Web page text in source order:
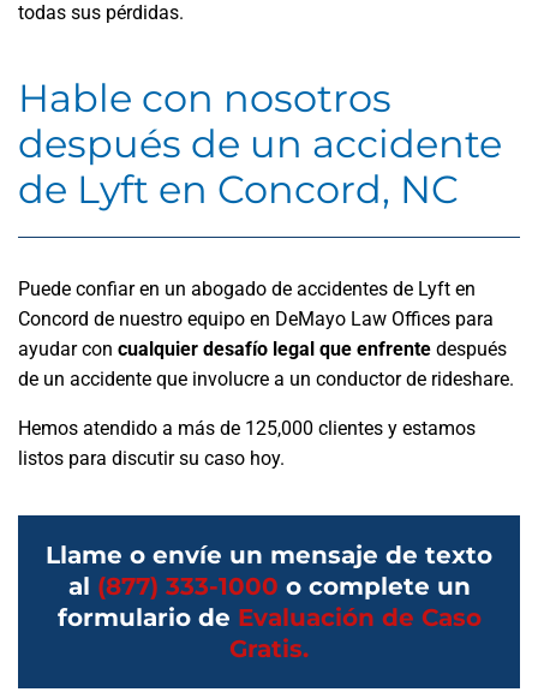
todas sus pérdidas.
Hable con nosotros
después de un accidente
de Lyft en Concord, NC
Puede confiar en un abogado de accidentes de Lyft en
Concord de nuestro equipo en DeMayo Law Offices para
ayudar con cualquier desafío legal que enfrente después
de un accidente que involucre a un conductor de rideshare.
Hemos atendido a más de 125,000 clientes y estamos
listos para discutir su caso hoy.
Llame o envíe un mensaje de texto
al (877) 333-1000 o complete un
formulario de Evaluación de Caso
Gratis.